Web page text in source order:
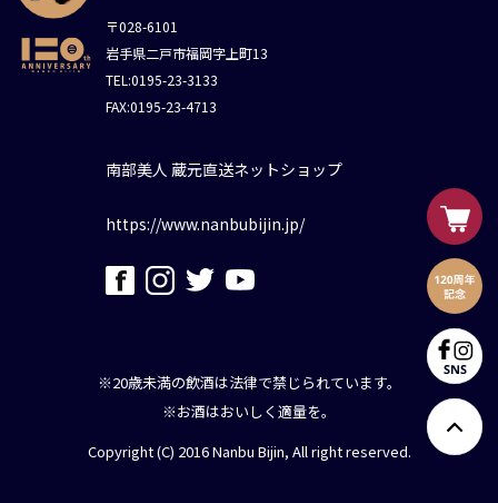
〒028-6101
岩手県二戸市福岡字上町13
TEL:0195-23-3133
FAX:0195-23-4713
南部美人 蔵元直送ネットショップ
https://www.nanbubijin.jp/
※20歳未満の飲酒は法律で禁じられています。
※お酒はおいしく適量を。
Copyright (C) 2016 Nanbu Bijin, All right reserved.